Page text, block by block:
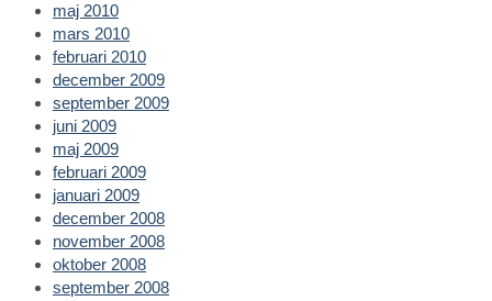
maj 2010
mars 2010
februari 2010
december 2009
september 2009
juni 2009
maj 2009
februari 2009
januari 2009
december 2008
november 2008
oktober 2008
september 2008